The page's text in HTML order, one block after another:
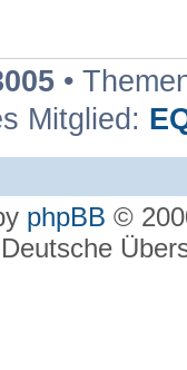
•
Mitglied:
phpBB ©
Deutsche